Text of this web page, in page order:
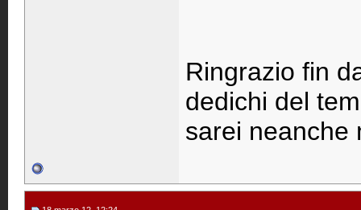
Ringrazio fin
dedichi del
sarei